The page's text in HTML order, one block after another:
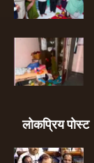
लोकप्रिय पोस्ट